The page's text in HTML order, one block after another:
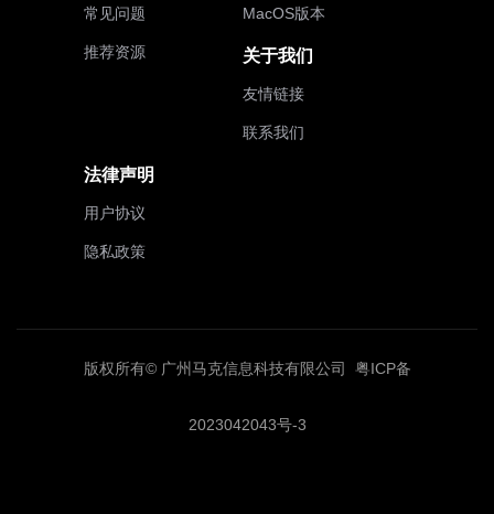
常见问题
推荐资源
MacOS版本
关于我们
友情链接
联系我们
法律声明
用户协议
隐私政策
版权所有© 广州马克信息科技有限公司 粤ICP备
2023042043号-3